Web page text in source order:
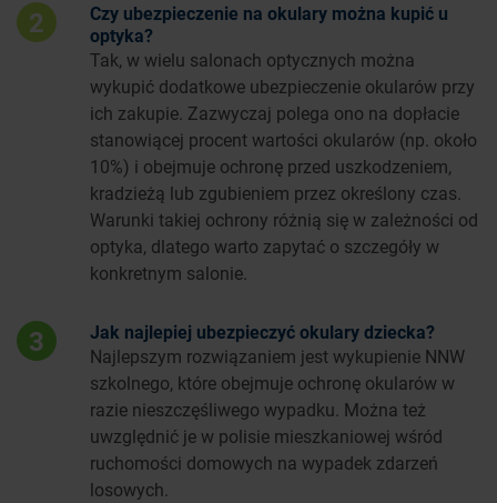
2
Czy ubezpieczenie na okulary można kupić u
optyka?
Tak, w wielu salonach optycznych można
wykupić dodatkowe ubezpieczenie okularów przy
ich zakupie. Zazwyczaj polega ono na dopłacie
stanowiącej procent wartości okularów (np. około
10%) i obejmuje ochronę przed uszkodzeniem,
kradzieżą lub zgubieniem przez określony czas.
Warunki takiej ochrony różnią się w zależności od
optyka, dlatego warto zapytać o szczegóły w
konkretnym salonie.
3
Jak najlepiej ubezpieczyć okulary dziecka?
Najlepszym rozwiązaniem jest wykupienie NNW
szkolnego, które obejmuje ochronę okularów w
razie nieszczęśliwego wypadku. Można też
uwzględnić je w polisie mieszkaniowej wśród
ruchomości domowych na wypadek zdarzeń
losowych.